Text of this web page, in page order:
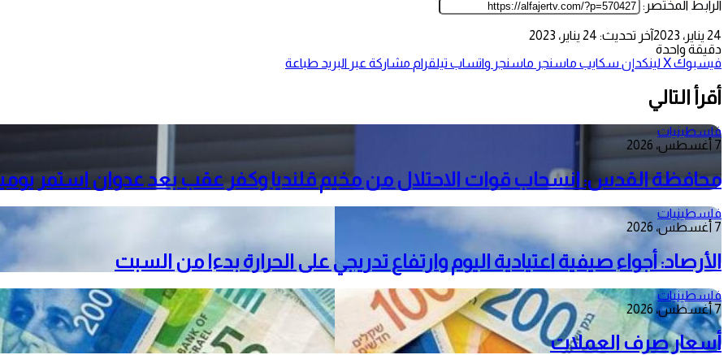
الرابط المختصر:
24 يناير، 2023
آخر تحديث: 24 يناير، 2023
دقيقة واحدة
فيسبوك‫Xلينكدإن سكايب ماسنجر ماسنجر واتساب تيلقرام مشاركة عبر البريد طباعة
أقرأ التالي
فلسطينيات
7 أغسطس، 2026
محافظة القدس: انسحاب قوات الاحتلال من مخيم قلنديا وكفر عقب بعد عدوان استمر
فلسطينيات
7 أغسطس، 2026
الأرصاد: أجواء صيفية اعتيادية اليوم وارتفاع تدريجي على الحرارة بدءا من السبت
فلسطينيات
7 أغسطس، 2026
أسعار صرف العملات